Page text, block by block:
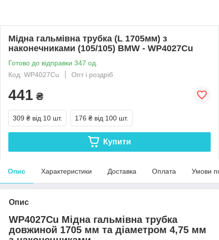
Мідна гальмівна трубка (L 1705мм) з
наконечниками (105/105) BMW - WP4027Cu
Готово до відправки 347 од.
Код: WP4027Cu
Опт і роздріб
441 ₴
309 ₴ від 10 шт. 176 ₴ від 100 шт.
Купити
Опис Характеристики Доставка Оплата Умови
Опис
WP4027Cu Мідна гальмівна трубка
довжиной 1705 мм та діаметром 4,75 мм